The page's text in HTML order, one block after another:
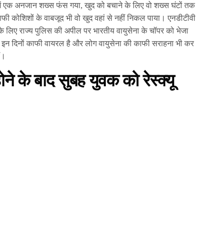
में एक अनजान शख्स फंस गया, खुद को बचाने के लिए वो शख्स घंटों तक
के वाबजूद भी वो खुद वहां से नहीं निकल पाया। एनडीटीवी
राज्य पुलिस की अपील पर भारतीय वायुसेना के चॉपर को भेजा
दिनों काफी वायरल है और लोग वायुसेना की काफी सराहना भी कर
के बाद सुबह युवक को रेस्क्यू